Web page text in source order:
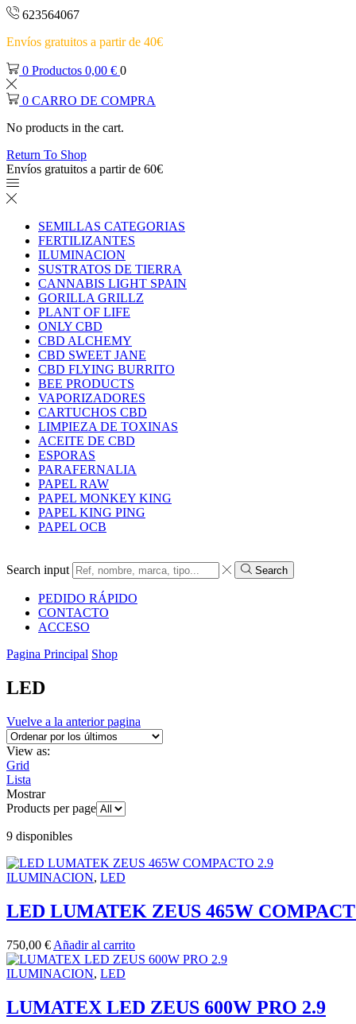
623564067
Envíos gratuitos a partir de 40€
0 Productos 0,00 € 0
0 CARRO DE COMPRA
No products in the cart.
Return To Shop
Envíos gratuitos a partir de 60€
SEMILLAS CATEGORIAS
FERTILIZANTES
ILUMINACION
SUSTRATOS DE TIERRA
CANNABIS LIGHT SPAIN
GORILLA GRILLZ
PLANT OF LIFE
ONLY CBD
CBD ALCHEMY
CBD SWEET JANE
CBD FLYING BURRITO
BEE PRODUCTS
VAPORIZADORES
CARTUCHOS CBD
LIMPIEZA DE TOXINAS
ACEITE DE CBD
ESPORAS
PARAFERNALIA
PAPEL RAW
PAPEL MONKEY KING
PAPEL KING PING
PAPEL OCB
Search input Search
PEDIDO RÁPIDO
CONTACTO
ACCESO
Pagina Principal Shop
LED
Vuelve a la anterior pagina
View as:
Grid
Lista
Mostrar
Products per page
9 disponibles
ILUMINACION, LED
LED LUMATEK ZEUS 465W
750,00 € Añadir al carrito
ILUMINACION, LED
LUMATEX LED ZEUS 600W PRO 2.9